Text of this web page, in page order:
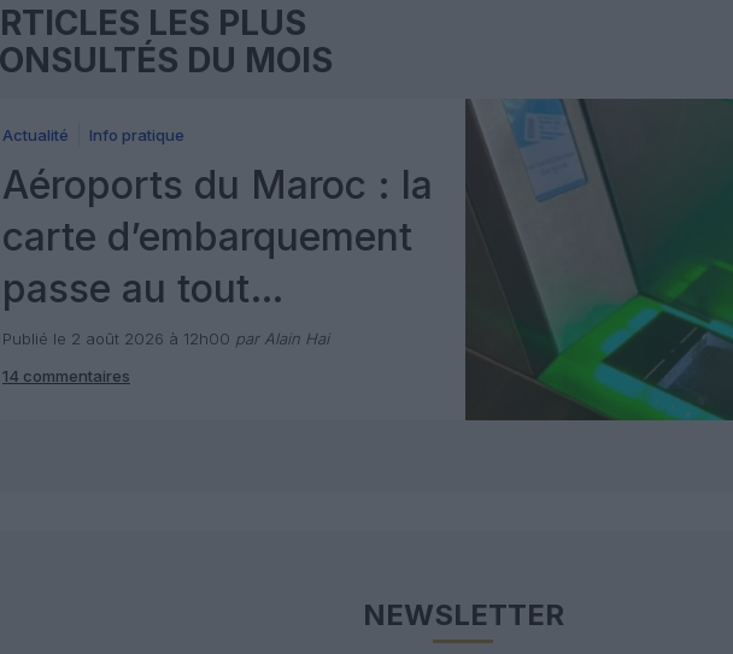
LES PLUS
DU MOIS
Actualité Info pratique
Aéroports du Maroc : la
carte d’embarquement
passe au tout
numérique avec Pax
Check
Publié le 2 août 2026 à 12h00 par Alain Hai
14 commentaires
NEWSLETTER